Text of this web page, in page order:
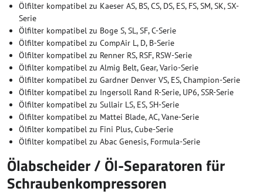
Ölfilter kompatibel zu Kaeser AS, BS, CS, DS, ES, FS, SM, SK, SX-
Serie
Ölfilter kompatibel zu Boge S, SL, SF, C-Serie
Ölfilter kompatibel zu CompAir L, D, B-Serie
Ölfilter kompatibel zu Renner RS, RSF, RSW-Serie
Ölfilter kompatibel zu Almig Belt, Gear, Vario-Serie
Ölfilter kompatibel zu Gardner Denver VS, ES, Champion-Serie
Ölfilter kompatibel zu Ingersoll Rand R-Serie, UP6, SSR-Serie
Ölfilter kompatibel zu Sullair LS, ES, SH-Serie
Ölfilter kompatibel zu Mattei Blade, AC, Vane-Serie
Ölfilter kompatibel zu Fini Plus, Cube-Serie
Ölfilter kompatibel zu Abac Genesis, Formula-Serie
Ölabscheider / Öl-Separatoren für
Schraubenkompressoren